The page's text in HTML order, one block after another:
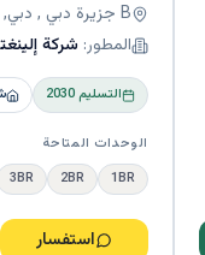
B جزيرة دبي , دبي, الامارات
المطور: شركة
التسليم2030
الوحدات المتاحة
1BR
2BR
3BR
استفسار